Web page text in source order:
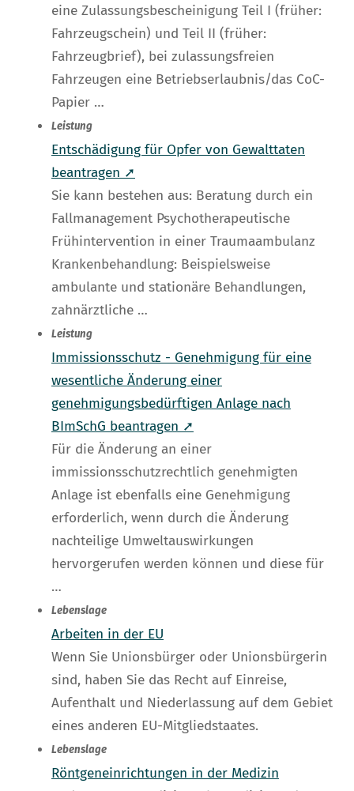
eine Zulassungsbescheinigung Teil I (früher:
Fahrzeugschein) und Teil II (früher:
Fahrzeugbrief), bei zulassungsfreien
Fahrzeugen eine Betriebserlaubnis/das CoC-
Papier …
Leistung
Entschädigung für Opfer von Gewalttaten
beantragen ➚
Sie kann bestehen aus: Beratung durch ein
Fallmanagement Psychotherapeutische
Frühintervention in einer Traumaambulanz
Krankenbehandlung: Beispielsweise
ambulante und stationäre Behandlungen,
zahnärztliche …
Leistung
Immissionsschutz - Genehmigung für eine
wesentliche Änderung einer
genehmigungsbedürftigen Anlage nach
BImSchG beantragen ➚
Für die Änderung an einer
immissionsschutzrechtlich genehmigten
Anlage ist ebenfalls eine Genehmigung
erforderlich, wenn durch die Änderung
nachteilige Umweltauswirkungen
hervorgerufen werden können und diese für
…
Lebenslage
Arbeiten in der EU
Wenn Sie Unionsbürger oder Unionsbürgerin
sind, haben Sie das Recht auf Einreise,
Aufenthalt und Niederlassung auf dem Gebiet
eines anderen EU-Mitgliedstaates.
Lebenslage
Röntgeneinrichtungen in der Medizin